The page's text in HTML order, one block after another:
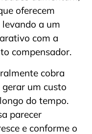
oferecem
a um
com a
compensador.
cobra
um custo
do tempo.
parecer
e conforme o